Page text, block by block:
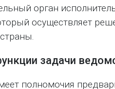
орган
осуществляет
задачи
полномочия